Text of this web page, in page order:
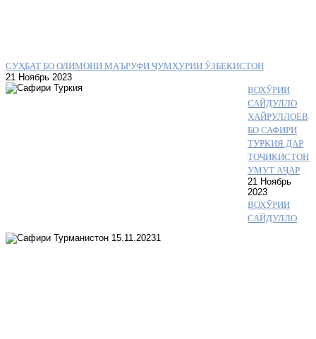
СУҲБАТ БО ОЛИМОНИ МАЪРУФИ ҶУМҲУРИИ ӮЗБЕКИСТОН
21 Ноябрь 2023
ВОХӮРИИ
САЙДУЛЛО
ХАЙРУЛЛОЕВ
БО САФИРИ
ТУРКИЯ ДАР
ТОҶИКИСТОН
УМУТ АҶАР
21 Ноябрь
2023
ВОХӮРИИ
САЙДУЛЛО